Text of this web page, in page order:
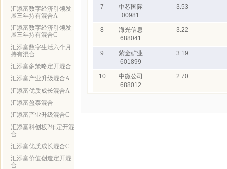
汇添富数字经济引领发
展三年持有混合A
汇添富数字经济引领发
展三年持有混合C
汇添富数字生活六个月
持有混合
汇添富多策略定开混合
汇添富产业升级混合A
汇添富优质成长混合A
汇添富盈泰混合
汇添富产业升级混合C
汇添富科创板2年定开混
合
汇添富优质成长混合C
汇添富价值创造定开混
合
7
中芯国际
00981
3.53
8
海光信息
688041
3.22
9
紫金矿业
601899
3.19
10
中微公司
688012
2.70